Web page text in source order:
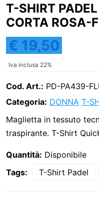
T-SHIRT
CORTA ROSA-
€ 19,50
Iva inclusa 22%
Cod. Art.: PD-PA439-
Categoria: DONNA T-
Maglietta in tessuto
traspirante. T-Shirt
Quantità: Disponibile
Tags:
T-Shirt Padel